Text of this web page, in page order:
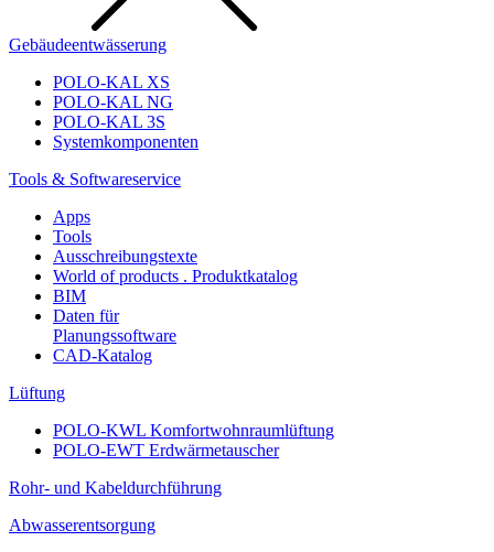
Gebäudeentwässerung
POLO-KAL XS
POLO-KAL NG
POLO-KAL 3S
Systemkomponenten
Tools & Softwareservice
Apps
Tools
Ausschreibungstexte
World of products . Produktkatalog
BIM
Daten für
Planungssoftware
CAD-Katalog
Lüftung
POLO-KWL Komfortwohnraumlüftung
POLO-EWT Erdwärmetauscher
Rohr- und Kabeldurchführung
Abwasserentsorgung